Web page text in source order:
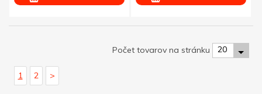
Počet tovarov na stránku 20
1 2 >